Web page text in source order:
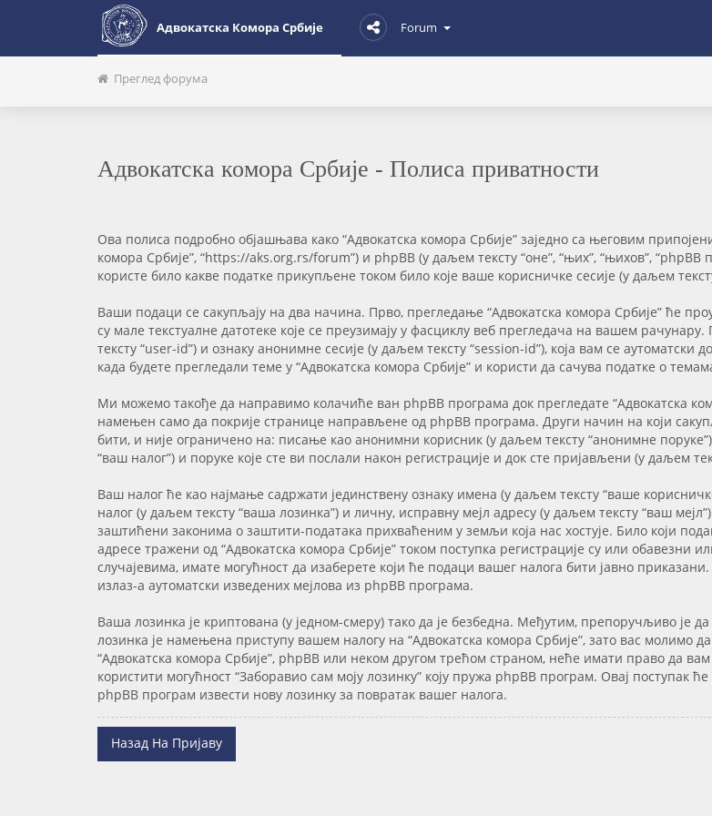
Адвокатска Комора Србије Forum
Преглед форума
Адвокатска комора Србије - Полиса приватности
Ова полиса подробно објашњава како “Адвокатска комора Србије” заједно са његовим
комора Србије”, “https://aks.org.rs/forum”) и phpBB (у даљем тексту “оне”, “њих”, “њихов”,
користе било какве податке прикупљене током било које ваше корисничке сесије (у даљем
Ваши подаци се сакупљају на два начина. Прво, прегледање “Адвокатска комора Србије” ће
су мале текстуалне датотеке које се преузимају у фасциклу веб прегледача на вашем
тексту “user-id”) и ознаку анонимне сесије (у даљем тексту “session-id”), која вам се
када будете прегледали теме у “Адвокатска комора Србије” и користи да сачува податке о
Ми можемо такође да направимо колачиће ван phpBB програма док прегледате “Адвокатска
намењен само да покрије странице направљене од phpBB програма. Други начин на који
бити, и није ограничено на: писање као анонимни корисник (у даљем тексту “анонимне
“ваш налог”) и поруке које сте ви послали након регистрације и док сте пријављени (у даљем
Ваш налог ће као најмање садржати јединствену ознаку имена (у даљем тексту “ваше
налог (у даљем тексту “ваша лозинка”) и личну, исправну мејл адресу (у даљем тексту “ваш
заштићени законима о заштити-података прихваћеним у земљи која нас хостује. Било који
адресе тражени од “Адвокатска комора Србије” током поступка регистрације су или обавезни
случајевима, имате могућност да изаберете који ће подаци вашег налога бити јавно
излаз-а аутоматски изведених мејлова из phpBB програма.
Ваша лозинка је криптована (у једном-смеру) тако да је безбедна. Међутим, препоручљиво је
лозинка је намењена приступу вашем налогу на “Адвокатска комора Србије”, зато вас молимо
“Адвокатска комора Србије”, phpBB или неком другом трећом страном, неће имати право да
користити могућност “Заборавио сам моју лозинку” коју пружа phpBB програм. Овај
phpBB програм извести нову лозинку за повратак вашег налога.
Назад На Пријаву